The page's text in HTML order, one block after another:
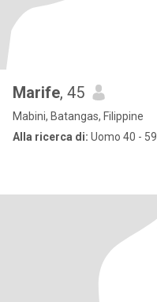
Marife, 45
Mabini, Batangas, Filippine
Alla ricerca di: Uomo 40 - 59